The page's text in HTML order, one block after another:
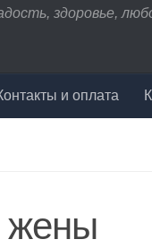
здоровье,
и оплата
жены